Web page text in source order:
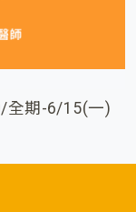
全期-6/15(一)